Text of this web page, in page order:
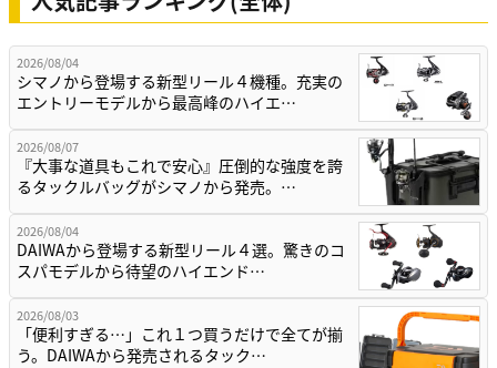
2026/08/04
シマノから登場する新型リール４機種。充実の
エントリーモデルから最高峰のハイエ…
2026/08/07
『大事な道具もこれで安心』圧倒的な強度を誇
るタックルバッグがシマノから発売。…
2026/08/04
DAIWAから登場する新型リール４選。驚きのコ
スパモデルから待望のハイエンド…
2026/08/03
「便利すぎる…」これ１つ買うだけで全てが揃
う。DAIWAから発売されるタック…